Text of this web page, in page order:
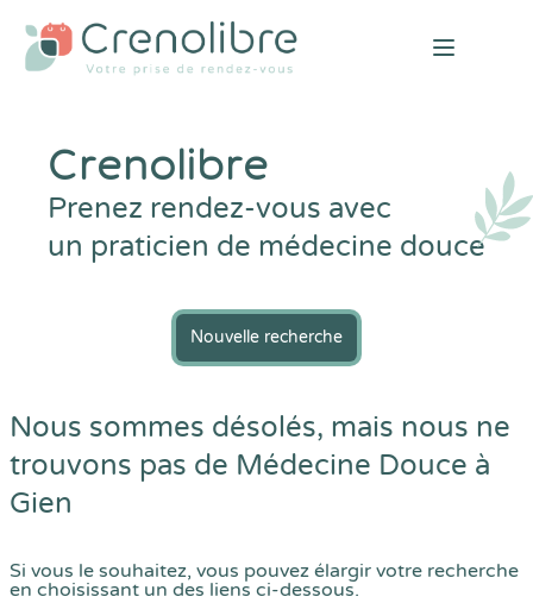
Open
Crenolibre
Prenez rendez-vous avec
un praticien de médecine douce
Nouvelle recherche
Nous sommes désolés, mais nous ne
trouvons pas de Médecine Douce à
Gien
Si vous le souhaitez, vous pouvez élargir votre recherche
en choisissant un des liens ci-dessous.